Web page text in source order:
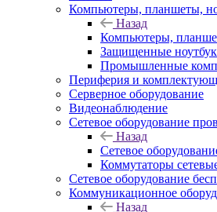
Компьютеры, планшеты,
Назад
Компьютеры,
Защищенные
Промышленные
Периферия и
Серверное оборудование
Видеонаблюдение
Сетевое оборудование
Назад
Сетевое
Коммутаторы
Сетевое оборудование
Коммуникационное
Назад